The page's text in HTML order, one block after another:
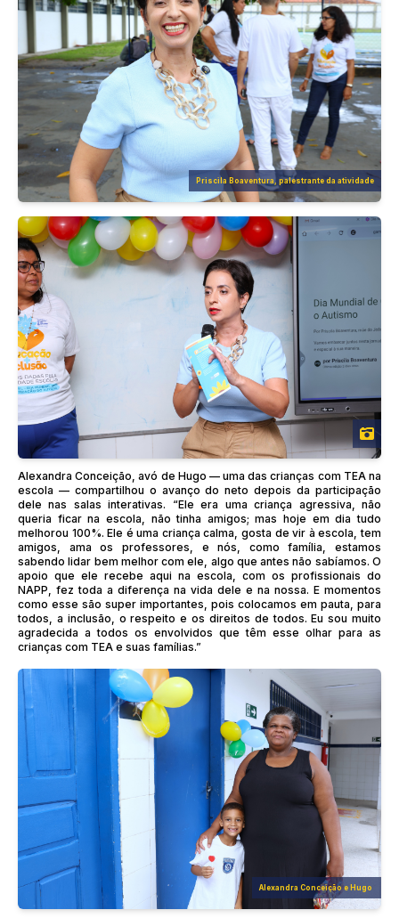
Priscila Boaventura, palestrante da atividade
Alexandra Conceição, avó de Hugo — uma das crianças com TEA na
escola — compartilhou o avanço do neto depois da participação
dele nas salas interativas. “Ele era uma criança agressiva, não
queria ficar na escola, não tinha amigos; mas hoje em dia tudo
melhorou 100%. Ele é uma criança calma, gosta de vir à escola, tem
amigos, ama os professores, e nós, como família, estamos
sabendo lidar bem melhor com ele, algo que antes não sabíamos. O
apoio que ele recebe aqui na escola, com os profissionais do
NAPP, fez toda a diferença na vida dele e na nossa. E momentos
como esse são super importantes, pois colocamos em pauta, para
todos, a inclusão, o respeito e os direitos de todos. Eu sou muito
agradecida a todos os envolvidos que têm esse olhar para as
crianças com TEA e suas famílias.”
Alexandra Conceição e Hugo